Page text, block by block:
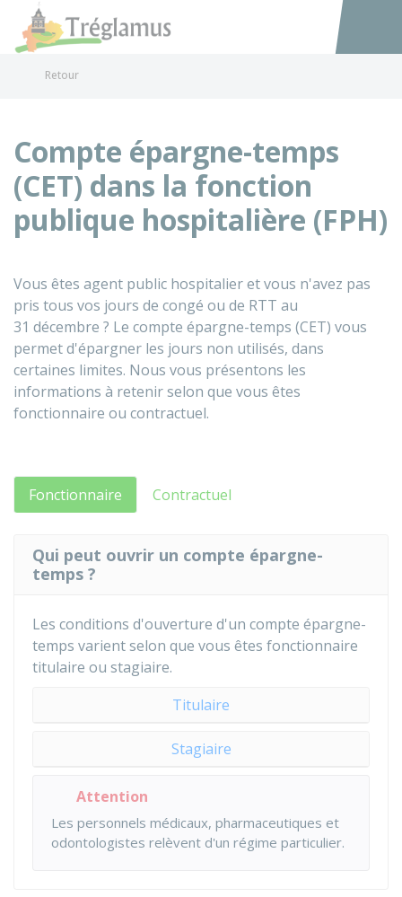
Accéder
Retour
Compte épargne-temps
(CET) dans la fonction
publique hospitalière (FPH)
Vous êtes agent public hospitalier et vous n'avez pas
pris tous vos jours de congé ou de RTT au
31 décembre ? Le compte épargne-temps (CET) vous
permet d'épargner les jours non utilisés, dans
certaines limites. Nous vous présentons les
informations à retenir selon que vous êtes
fonctionnaire ou contractuel.
Fonctionnaire Contractuel
Qui peut ouvrir un compte épargne-
temps ?
Les conditions d'ouverture d'un compte épargne-
temps varient selon que vous êtes fonctionnaire
titulaire ou stagiaire.
Titulaire
Stagiaire
Attention
Les personnels médicaux, pharmaceutiques et
odontologistes relèvent d'un régime particulier.